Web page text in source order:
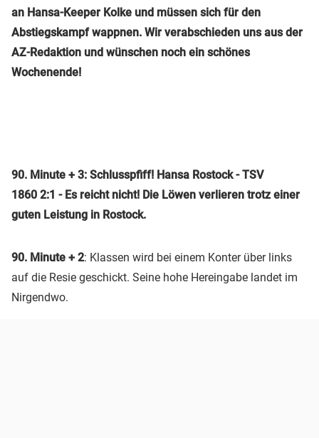
an Hansa-Keeper Kolke und müssen sich für den
Abstiegskampf wappnen. Wir verabschieden uns aus der
AZ-Redaktion und wünschen noch ein schönes
Wochenende!
90. Minute + 3: Schlusspfiff! Hansa Rostock - TSV
1860 2:1 - Es reicht nicht! Die Löwen verlieren trotz einer
guten Leistung in Rostock.
90. Minute + 2: Klassen wird bei einem Konter über links
auf die Resie geschickt. Seine hohe Hereingabe landet im
Nirgendwo.